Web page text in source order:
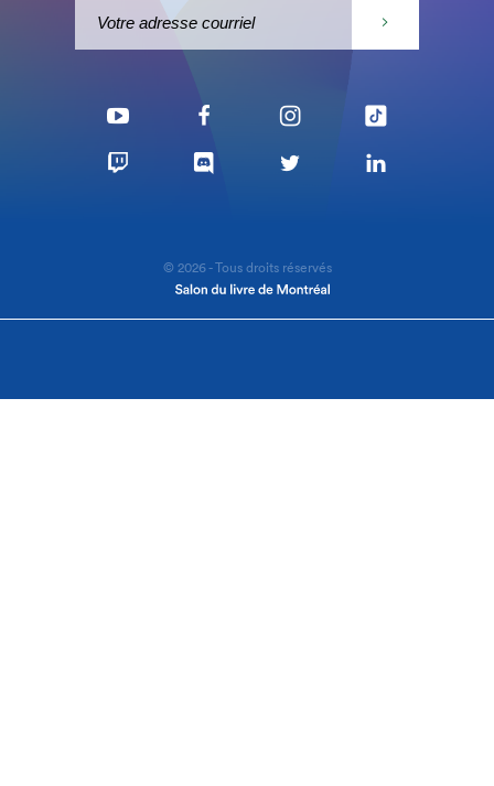
© 2026 - Tous droits réservés